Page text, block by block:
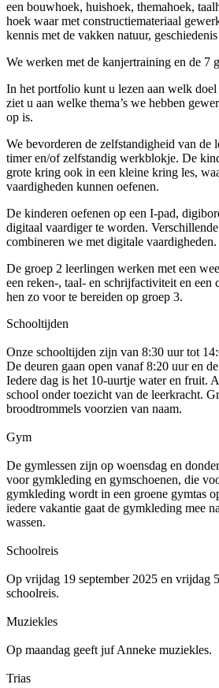
een bouwhoek, huishoek, themahoek,
hoek waar met constructiemateriaal
kennis met de vakken natuur,
We werken met de kanjertraining en de 7
In het portfolio kunt u lezen aan welk
ziet u aan welke thema’s we hebben
op is.
We bevorderen de zelfstandigheid van de
timer en/of zelfstandig werkblokje. De
grote kring ook in een kleine kring les,
vaardigheden kunnen oefenen.
De kinderen oefenen op een I-pad,
digitaal vaardiger te worden.
combineren we met digitale vaardigheden.
De groep 2 leerlingen werken met een
een reken-, taal- en schrijfactiviteit en een
hen zo voor te bereiden op groep 3.
Schooltijden
Onze schooltijden zijn van 8:30 uur tot
De deuren gaan open vanaf 8:20 uur en
Iedere dag is het 10-uurtje water en fruit.
school onder toezicht van de leerkracht.
broodtrommels voorzien van naam.
Gym
De gymlessen zijn op woensdag en
voor gymkleding en gymschoenen, die
gymkleding wordt in een groene gymtas
iedere vakantie gaat de gymkleding mee
wassen.
Schoolreis
Op vrijdag 19 september 2025 en vrijdag
schoolreis.
Muziekles
Op maandag geeft juf Anneke muziekles.
Trias